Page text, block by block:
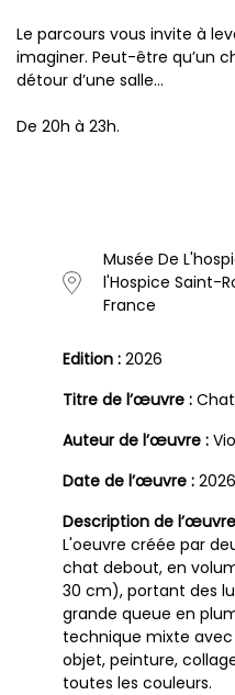
Le parcours vous invite à
imaginer. Peut-être qu’un
détour d’une salle…
De 20h à 23h.
Musée De
l'Hospice Saint-
France
Edition : 2026
Titre de l’œuvre :
Auteur de l’œuvre :
Date de l’œuvre : 2026
Description de
L'oeuvre créée par
chat debout, en
30 cm), portant des
grande queue en
technique mixte
objet, peinture,
toutes les couleurs.